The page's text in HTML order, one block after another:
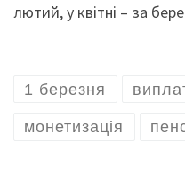
лютий, у квітні – за
1 березня
монетизація